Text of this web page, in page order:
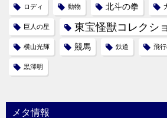
ロディ 動物 北斗の拳
巨人の星 東宝怪獣コレクシ
横山光輝 競馬 鉄道 飛
黒澤明
メタ情報